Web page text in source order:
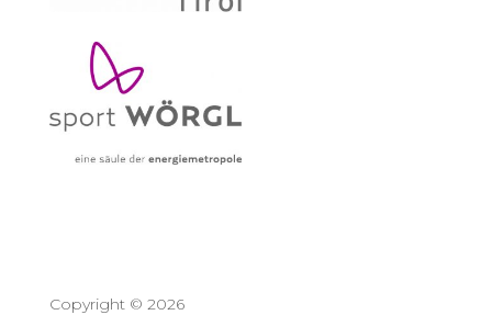
Copyright © 2026